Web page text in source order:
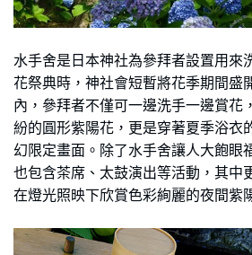
水手舍是日本神社為參拜者設置用來
花祭典時，神社會短暫將花季期間盛
內，參拜者不僅可一邊洗手一邊賞花
紛的圓形紫陽花，更是穿著夏季浴衣
幻限定畫面。除了水手舍讓人大飽眼
也包含茶席、太鼓演出等活動，其中
在燈光照映下欣賞色彩絢麗的夜間紫